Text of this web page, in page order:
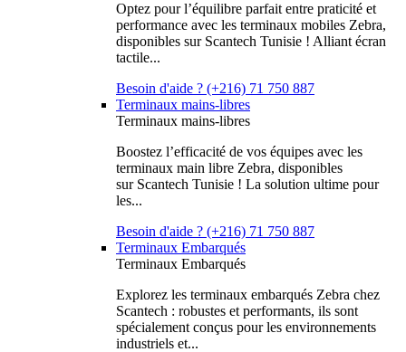
Optez pour l’équilibre parfait entre praticité et
performance avec les terminaux mobiles Zebra,
disponibles sur Scantech Tunisie ! Alliant écran
tactile...
Besoin d'aide ? (+216) 71 750 887
Terminaux mains-libres
Terminaux mains-libres
Boostez l’efficacité de vos équipes avec les
terminaux main libre Zebra, disponibles
sur Scantech Tunisie ! La solution ultime pour
les...
Besoin d'aide ? (+216) 71 750 887
Terminaux Embarqués
Terminaux Embarqués
Explorez les terminaux embarqués Zebra chez
Scantech : robustes et performants, ils sont
spécialement conçus pour les environnements
industriels et...